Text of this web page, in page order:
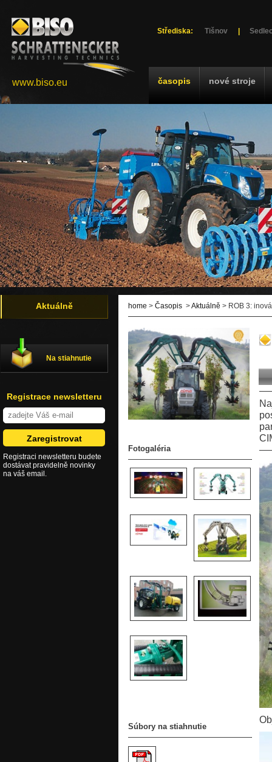
Střediska: Tišnov
časopis nové stroje
www.biso.eu
home > Časopis >Aktuálně > ROB 3:
Fotogaléria
Súbory na stiahnutie
Aktuálně
Na stiahnutie
Registrace newsletteru
Registraci newsletteru budete
dostávat pravidelně novinky
na váš email.